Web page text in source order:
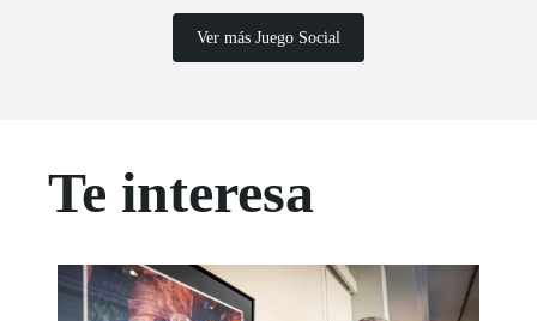
Ver más Juego Social
Te interesa